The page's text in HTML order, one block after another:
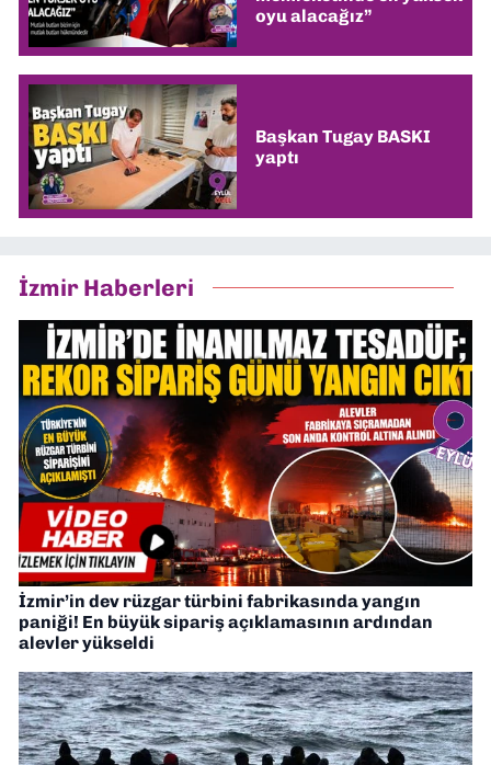
oyu alacağız”
Başkan Tugay BASKI
yaptı
İzmir Haberleri
İzmir’in dev rüzgar türbini fabrikasında yangın
paniği! En büyük sipariş açıklamasının ardından
alevler yükseldi